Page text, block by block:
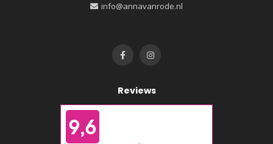
info@annavanrode.nl
Reviews